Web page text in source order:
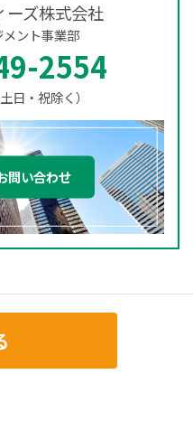
ーズ株式会社
ント事業部
2554
日・祝除く）
問い合わせ